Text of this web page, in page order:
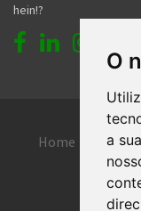
O
a
hein!?
Home